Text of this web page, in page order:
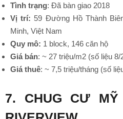
Tình trạng: Đã bàn giao 2018
Vị trí: 59 Đường Hồ Thành
Minh, Việt Nam
Quy mô: 1 block, 146 căn hộ
Giá bán: ~ 27 triệu/m2 (số liệu 8/
Giá thuê: ~ 7,5 triệu/tháng (số
7. CHUG CƯ MỸ